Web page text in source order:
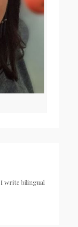
write bilingual